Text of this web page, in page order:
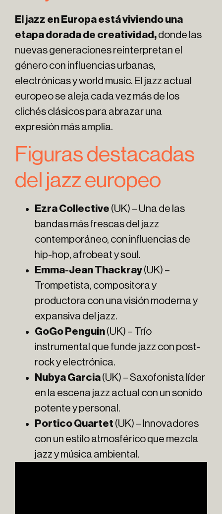
El jazz en Europa está viviendo una
etapa dorada de creatividad,donde las
nuevas generaciones reinterpretan el
género con influencias urbanas,
electrónicas y world music. El jazz actual
europeo se aleja cada vez más de los
clichés clásicos para abrazar una
expresión más amplia.
Figuras destacadas
del jazz europeo
Ezra Collective (UK) – Una de las
bandas más frescas del jazz
contemporáneo, con influencias de
hip-hop, afrobeat y soul.
Emma-Jean Thackray(UK) –
Trompetista, compositora y
productora con una visión moderna y
expansiva del jazz.
GoGo Penguin(UK) – Trío
instrumental que funde jazz con post-
rock y electrónica.
Nubya Garcia(UK) – Saxofonista líder
en la escena jazz actual con un sonido
potente y personal.
Portico Quartet (UK) – Innovadores
con un estilo atmosférico que mezcla
jazz y música ambiental.